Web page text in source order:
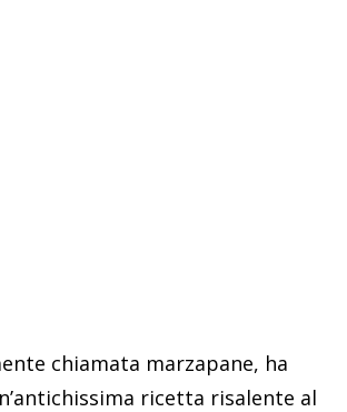
chiamata marzapane, ha
ricetta risalente al